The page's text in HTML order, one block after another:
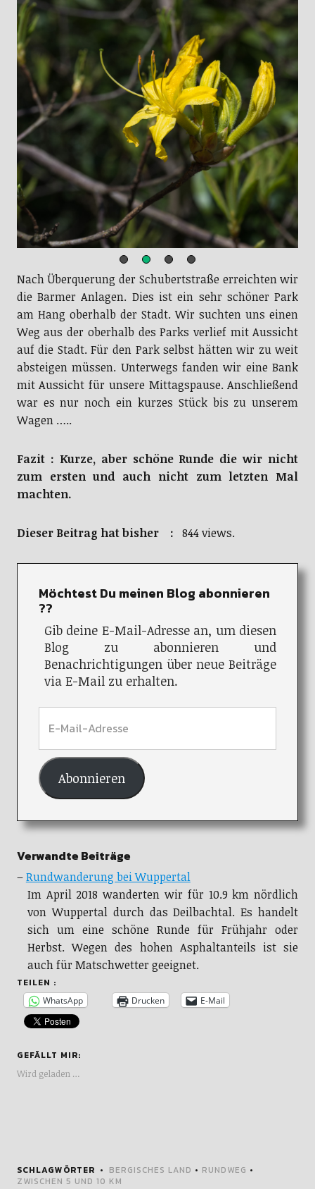
Nach Überquerung der Schubertstraße erreichten wir
die Barmer Anlagen. Dies ist ein sehr schöner Park
am Hang oberhalb der Stadt. Wir suchten uns einen
Weg aus der oberhalb des Parks verlief mit Aussicht
auf die Stadt. Für den Park selbst hätten wir zu weit
absteigen müssen. Unterwegs fanden wir eine Bank
mit Aussicht für unsere Mittagspause. Anschließend
war es nur noch ein kurzes Stück bis zu unserem
Wagen …..
Fazit : Kurze, aber schöne Runde die wir nicht
zum erstenund auch nicht zum letzten Mal
machten.
Dieser Beitrag hat bisher : 844 views.
Möchtest Du meinen Blog abonnieren
??
Gib deine E-Mail-Adresse an, um diesen
Blog zu abonnieren und
Benachrichtigungen über neue Beiträge
via E-Mail zu erhalten.
Abonnieren
Verwandte Beiträge
–Rundwanderung bei Wuppertal
Im April 2018 wanderten wir für 10.9 km nördlich
von Wuppertal durch das Deilbachtal. Es handelt
sich um eine schöne Runde für Frühjahr oder
Herbst. Wegen des hohen Asphaltanteils ist sie
auch für Matschwetter geeignet.
TEILEN :
WhatsApp Drucken E-Mail
GEFÄLLT MIR:
Wird geladen …
SCHLAGWÖRTER BERGISCHES LAND • RUNDWEG •
ZWISCHEN 5 UND 10 KM